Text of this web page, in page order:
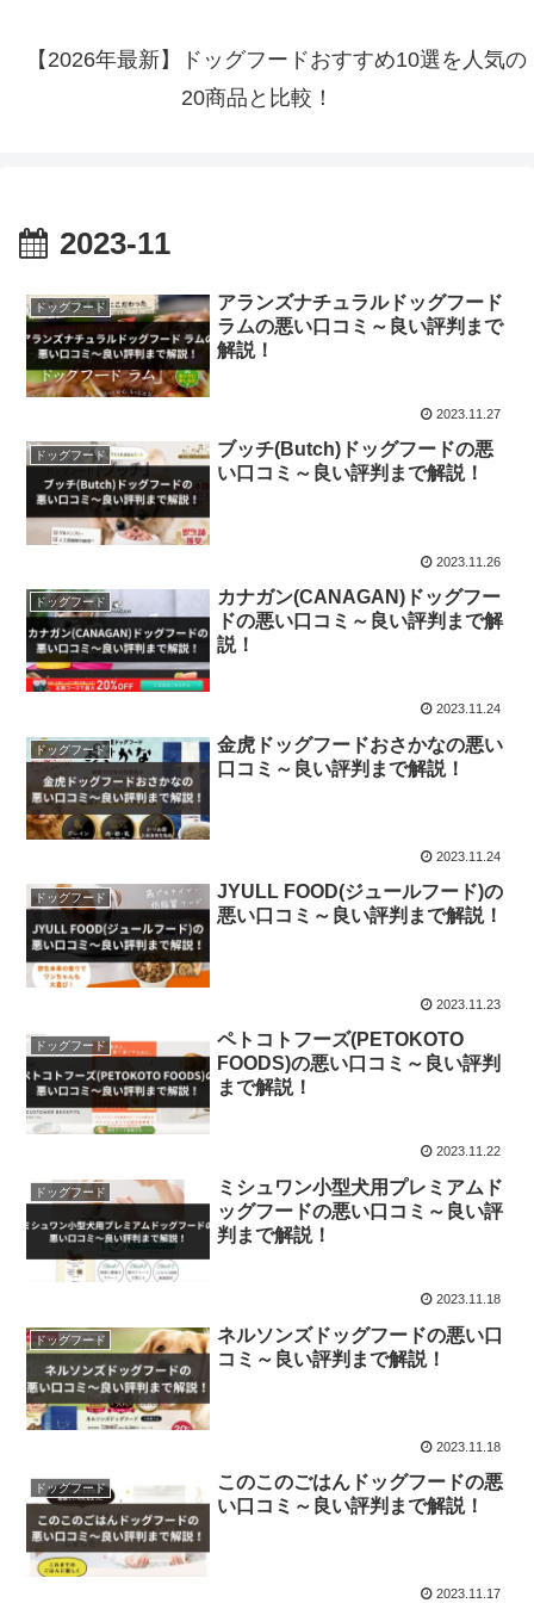
【2026年最新】ドッグフードおすすめ10選を人気の
20商品と比較！
2023-11
ドッグフード
アランズナチュラルドッグフード
ラムの悪い口コミ～良い評判まで
解説！
2023.11.27
ドッグフード
ブッチ(Butch)ドッグフードの悪
い口コミ～良い評判まで解説！
2023.11.26
ドッグフード
カナガン(CANAGAN)ドッグフー
ドの悪い口コミ～良い評判まで解
説！
2023.11.24
ドッグフード
金虎ドッグフードおさかなの悪い
口コミ～良い評判まで解説！
2023.11.24
ドッグフード
JYULL FOOD(ジュールフード)の
悪い口コミ～良い評判まで解説！
2023.11.23
ドッグフード
ペトコトフーズ(PETOKOTO
FOODS)の悪い口コミ～良い評判
まで解説！
2023.11.22
ドッグフード
ミシュワン小型犬用プレミアムド
ッグフードの悪い口コミ～良い評
判まで解説！
2023.11.18
ドッグフード
ネルソンズドッグフードの悪い口
コミ～良い評判まで解説！
2023.11.18
ドッグフード
このこのごはんドッグフードの悪
い口コミ～良い評判まで解説！
2023.11.17